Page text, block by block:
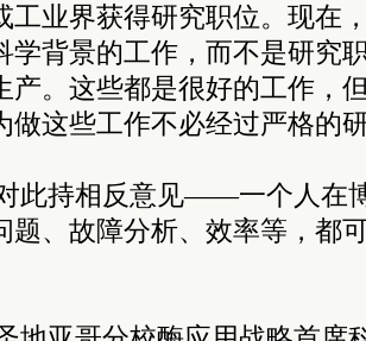
工业界获得研究职位。现在
学背景的工作，而不是研究
产。这些都是很好的工作，
做这些工作不必经过严格的
此持相反意见——一个人在
题、故障分析、效率等，都